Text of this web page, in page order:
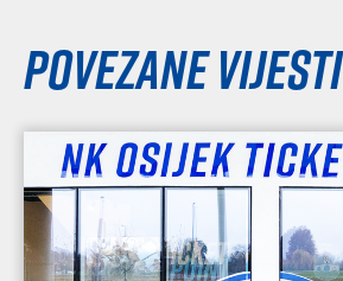
Povezane vijesti